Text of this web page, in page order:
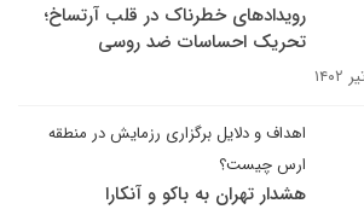
رویدادهای خطرناک در قلب آرتساخ؛
تحریک احساسات ضد روسی
اهداف و دلایل برگزاری رزمایش در منطقه
ارس چیست؟
هشدار تهران به باکو و آنکارا